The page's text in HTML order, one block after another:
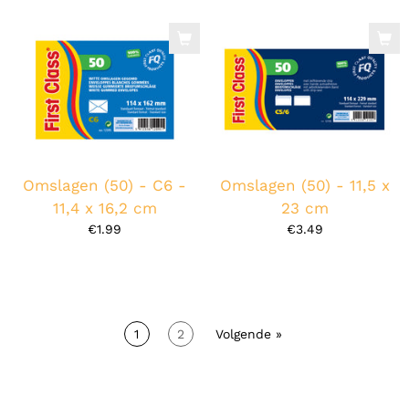
Omslagen (50) - C6 -
11,4 x 16,2 cm
€1.99
Omslagen (50) - 11,5 x
23 cm
€3.49
1 2 Volgende »